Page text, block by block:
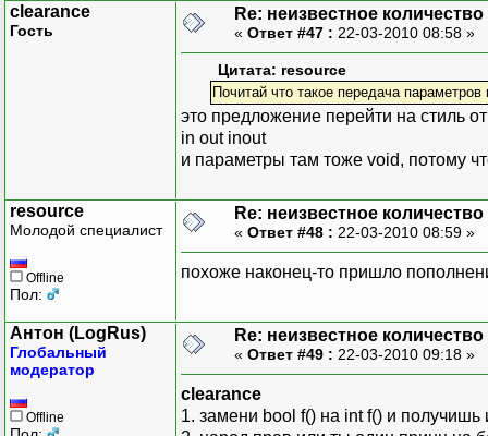
clearance
Гость
Re: неизвестное
« Ответ #47 : 22-03-2010 08:58 »
Цитата: resource
Почитай что такое передача параметров
это предложение перейти на стиль
in out inout
и параметры там тоже void, потому
resource
Молодой специалист
Offline
Пол:
Re: неизвестное
« Ответ #48 : 22-03-2010 08:59 »
похоже наконец-то пришло
Антон (LogRus)
Глобальный
модератор
Offline
Re: неизвестное
« Ответ #49 : 22-03-2010 09:18 »
clearance
1. замени bool f() на int f() и получишь